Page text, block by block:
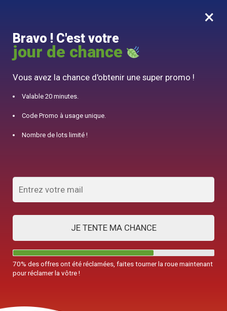
0
10% offert pour 50€ d’achats avec le code DJINN10
×
Bravo ! C'est votre
jour de chance
Vous avez la chance d'obtenir une super promo !
Valable 20 minutes.
Code Promo à usage unique.
Nombre de lots limité !
JE TENTE MA CHANCE
70% des offres ont été réclamées, faites tourner la roue maintenant
pour réclamer la vôtre !